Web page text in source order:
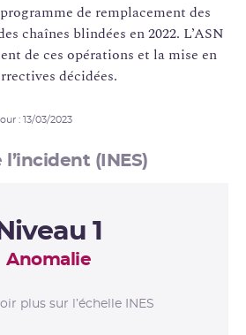
de remplacement des
chaînes blindées en 2022. L’ASN
de ces opérations et la mise en
décidées.
: 13/03/2023
(INES)
Niveau 1
Anomalie
plus sur l’échelle INES